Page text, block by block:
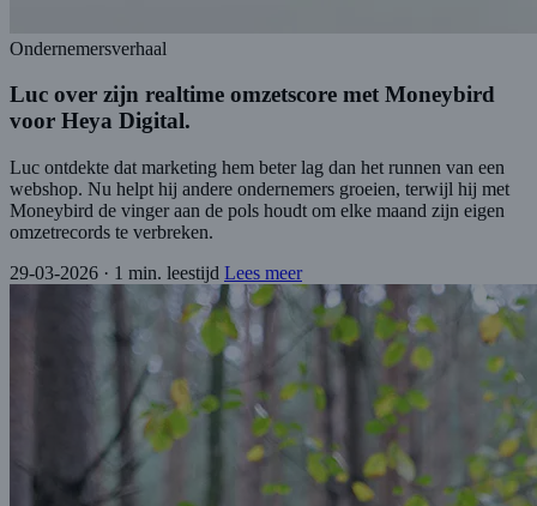
Ondernemersverhaal
Luc over zijn realtime omzetscore met Moneybird
voor Heya Digital.
Luc ontdekte dat marketing hem beter lag dan het runnen van een
webshop. Nu helpt hij andere ondernemers groeien, terwijl hij met
Moneybird de vinger aan de pols houdt om elke maand zijn eigen
omzetrecords te verbreken.
29-03-2026 · 1 min. leestijd Lees meer